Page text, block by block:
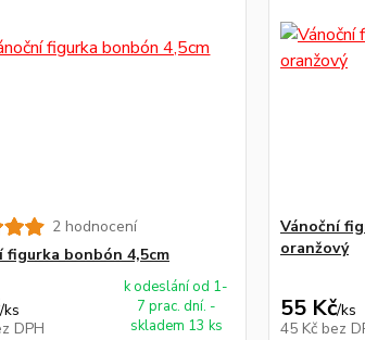
2 hodnocení
figurka bonbón 4,5cm
/ks
DPH
k odeslání od 1-
7 prac. dní. -
skladem 13 ks
Vánoční
oranžový
55 Kč/ks
45 Kč bez